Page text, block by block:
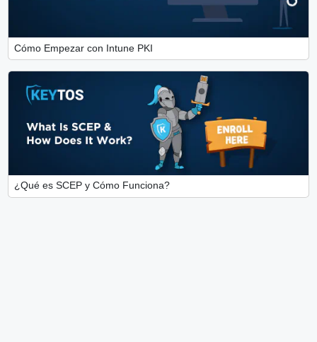
Cómo Empezar con Intune PKI
¿Qué es SCEP y Cómo Funciona?